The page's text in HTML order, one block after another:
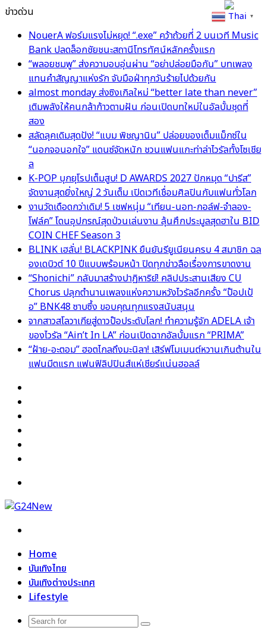
ข่าวด่วน
NouerA ฟอร์มแรงไม่หยุด! “.exe” คว้าถ้วยที่ 2 บนเวที Music
Bank ปลดล็อกชัยชนะสถานีโทรทัศน์หลักครั้งแรก
“พลอยชมพู” ส่งความอบอุ่นผ่าน “อย่าปล่อยมือกัน” บทเพลง
แทนคำสัญญาแห่งรัก จับมือฝ่าทุกวันร้ายไปด้วยกัน
almost monday ส่งซิงเกิลใหม่ “better late than never”
เติมพลังให้คนกล้าก้าวตามฝัน ก่อนเปิดบทใหม่ในอัลบั้มชุดที่
สอง
สลัดลุคเดิมสุดปัง! “แบม พิชญานิน” ปล่อยของเต็มแม็กซ์ใน
“นอกจอนอกใจ” แดนซ์จัดหนัก ชวนแฟนแกะท่าล่าไวรัลทั้งโซเชีย
ล
K-POP บุกยุโรปเต็มสูบ! D AWARDS 2027 ปักหมุด “ปารีส”
จัดงานสุดยิ่งใหญ่ 2 วันเต็ม เปิดเวทีเชื่อมศิลปินกับแฟนทั่วโลก
งานวัดเดือดกว่าเดิม! 5 เชฟหนุ่ม “เทียน-นอท-กอล์ฟ-จำลอง-
โฟล์ค” โดนอุปกรณ์สุดป่วนเล่นงาน ลุ้นศึกประมูลสุดฮาใน BID
COIN CHEF Season 3
BLINK เฮลั่น! BLACKPINK ยืนยันรียูเนียนครบ 4 สมาชิก ฉล
องเดบิวต์ 10 ปีแบบพร้อมหน้า ปิดทุกข่าวลือเรื่องการขาดงาน
“Shonichi” กลับมาสร้างปาฏิหาริย์! คลิปประสานเสียง CU
Chorus ปลุกตำนานเพลงแห่งความหวังไวรัลอีกครั้ง “ป๊อปเป้
อ” BNK48 ซาบซึ้ง ขอบคุณทุกแรงสนับสนุน
จากสาวสโลวาเกียสู่ดาวป๊อประดับโลก! ทำความรู้จัก ADELA เจ้า
ของไวรัล “Ain’t In LA” ก่อนเปิดฉากอัลบั้มแรก “PRIMA”
“ฝ้าย-อะตอม” ฮอตไกลถึงมะนิลา! เสิร์ฟโมเมนต์หวานเกินต้านใน
แฟนมีตแรก แฟนฟิลิปปินส์แห่เชียร์แน่นฮอลล์
Home
บันเทิงไทย
บันเทิงต่างประเทศ
Lifestyle
Search
Thai ▼